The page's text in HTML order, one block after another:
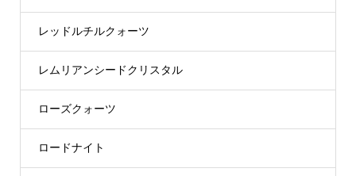
レッドルチルクォーツ
レムリアンシードクリスタル
ローズクォーツ
ロードナイト